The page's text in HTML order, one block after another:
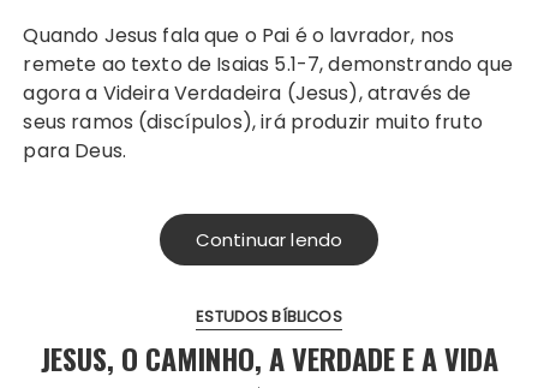
Quando Jesus fala que o Pai é o lavrador, nos
remete ao texto de Isaias 5.1-7, demonstrando que
agora a Videira Verdadeira (Jesus), através de
seus ramos (discípulos), irá produzir muito fruto
para Deus.
Continuar lendo
ESTUDOS BÍBLICOS
JESUS, O CAMINHO, A VERDADE E A VIDA